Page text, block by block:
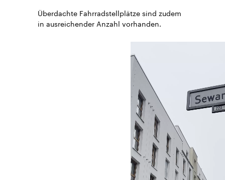
Überdachte Fahrradstellplätze sind zudem
in ausreichender Anzahl vorhanden.